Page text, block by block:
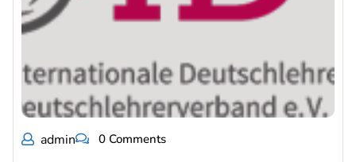
admin 0 Comments